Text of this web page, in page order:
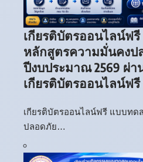
เกียรติบัตรออนไลน์ฟ
หลักสูตรความมั่นคงป
ปีงบประมาณ 2569 ผ่
เกียรติบัตรออนไลน์ฟ
เกียรติบัตรออนไลน์ฟรี แบบทด
ปลอดภัย…